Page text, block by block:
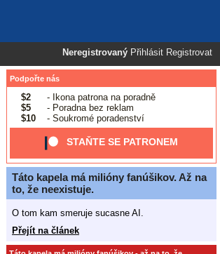
Neregistrovaný Přihlásit Registrovat
Podpořte nás
$2
- Ikona patrona na poradně
$5
- Poradna bez reklam
$10
- Soukromé poradenství
STAŇTE SE PATRONEM
Táto kapela má milióny fanúšikov. Až na
to, že neexistuje.
O tom kam smeruje sucasne AI.
Přejít na článek